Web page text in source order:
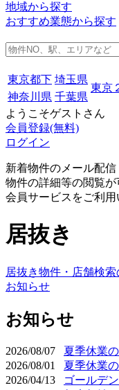
地域から探す
おすすめ業態から探す
東京都下 埼玉県
東京
神奈川県 千葉県
ようこそゲストさん
会員登録(無料)
ログイン
新着物件のメール配信
物件の詳細等の閲覧が
会員サービスをご利用
居抜き
居抜き物件・店舗検
お知らせ
お知らせ
2026/08/07 夏季休業
2026/08/01 夏季休業
2026/04/13
ゴールデ